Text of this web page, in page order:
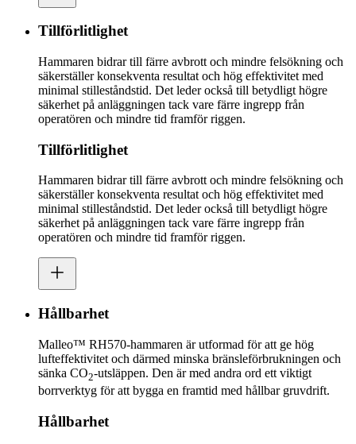
Tillförlitlighet
Hammaren bidrar till färre avbrott och mindre felsökning och
säkerställer konsekventa resultat och hög effektivitet med
minimal stilleståndstid. Det leder också till betydligt högre
säkerhet på anläggningen tack vare färre ingrepp från
operatören och mindre tid framför riggen.
Tillförlitlighet
Hammaren bidrar till färre avbrott och mindre felsökning och
säkerställer konsekventa resultat och hög effektivitet med
minimal stilleståndstid. Det leder också till betydligt högre
säkerhet på anläggningen tack vare färre ingrepp från
operatören och mindre tid framför riggen.
Hållbarhet
Malleo™ RH570-hammaren är utformad för att ge hög
lufteffektivitet och därmed minska bränsleförbrukningen och
sänka CO2-utsläppen. Den är med andra ord ett viktigt
borrverktyg för att bygga en framtid med hållbar gruvdrift.
Hållbarhet